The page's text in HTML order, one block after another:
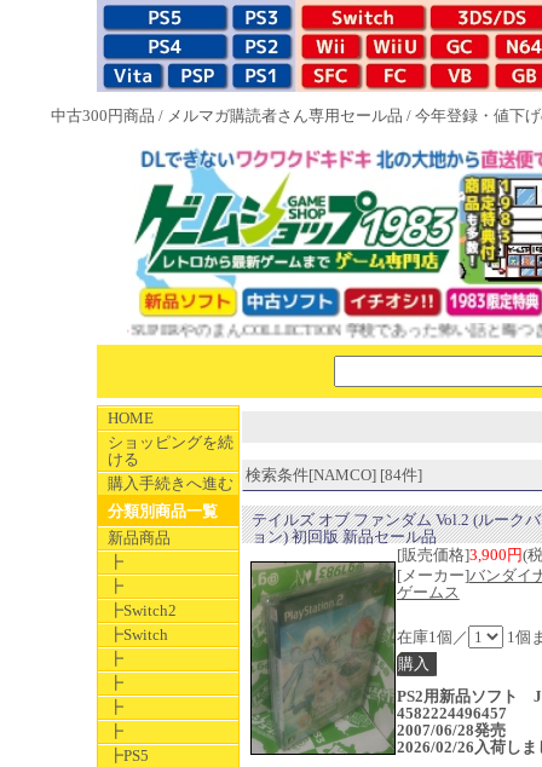
中古300円商品 / メルマガ購読者さん専用セール品 / 今年登録・値下
SUPERやのまんCOLLECTION 学校であった怖い話と晦󠄀つきこも
HOME
ショッピングを続
ける
購入手続きへ進む
分類別商品一覧
新品商品
┣
┣
┣Switch2
┣Switch
┣
┣
┣
┣
┣PS5
検索条件[NAMCO] [84件]
テイルズ オブ ファンダム Vol.2 (ルーク
ョン) 初回版 新品セール品
[販売価格]3,900円(
[メーカー]バンダイ
ゲームス
在庫1個／ 1個
PS2用新品ソフト
4582224496457
2007/06/28発売
2026/02/26入荷しま